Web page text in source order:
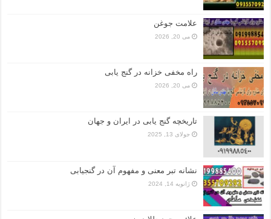
علامت جوغن
می 20, 2026
راه مخفی خزانه در گنج یابی
می 20, 2026
تاریخچه گنج‌ یابی در ایران و جهان
جولای 13, 2025
نشانه تبر معنی و مفهوم آن در گنجیابی
ژانویه 14, 2024